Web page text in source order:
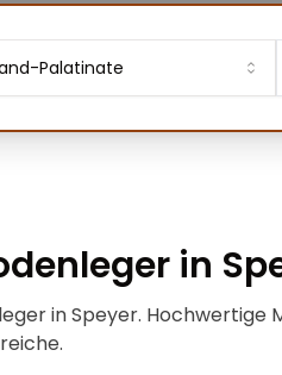
Palatinate
in
in Speyer. Hochwertige